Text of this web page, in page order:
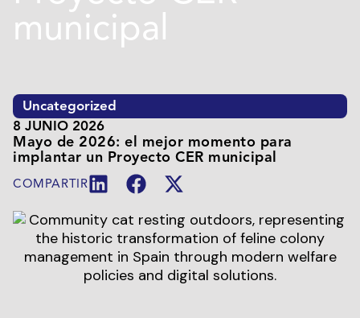
municipal
Uncategorized
8 JUNIO 2026
Mayo de 2026: el mejor momento para
implantar un Proyecto CER municipal
COMPARTIR